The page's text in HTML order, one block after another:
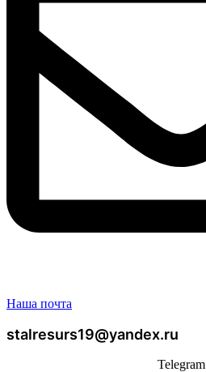
Наша почта
stalresurs19@yandex.ru
Telegram